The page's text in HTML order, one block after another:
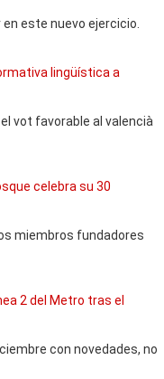
en este nuevo ejercicio.
lingüística a
vot favorable al valencià
celebra su 30
miembros fundadores
2 del Metro tras el
con novedades, no